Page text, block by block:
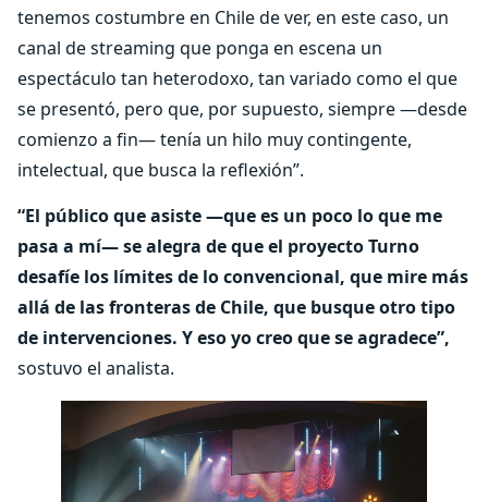
tenemos costumbre en Chile de ver, en este caso, un
canal de streaming que ponga en escena un
espectáculo tan heterodoxo, tan variado como el que
se presentó, pero que, por supuesto, siempre —desde
comienzo a fin— tenía un hilo muy contingente,
intelectual, que busca la reflexión”.
“El público que asiste —que es un poco lo que me
pasa a mí— se alegra de que el proyecto Turno
desafíe los límites de lo convencional, que mire más
allá de las fronteras de Chile, que busque otro tipo
de intervenciones. Y eso yo creo que se agradece”,
sostuvo el analista.